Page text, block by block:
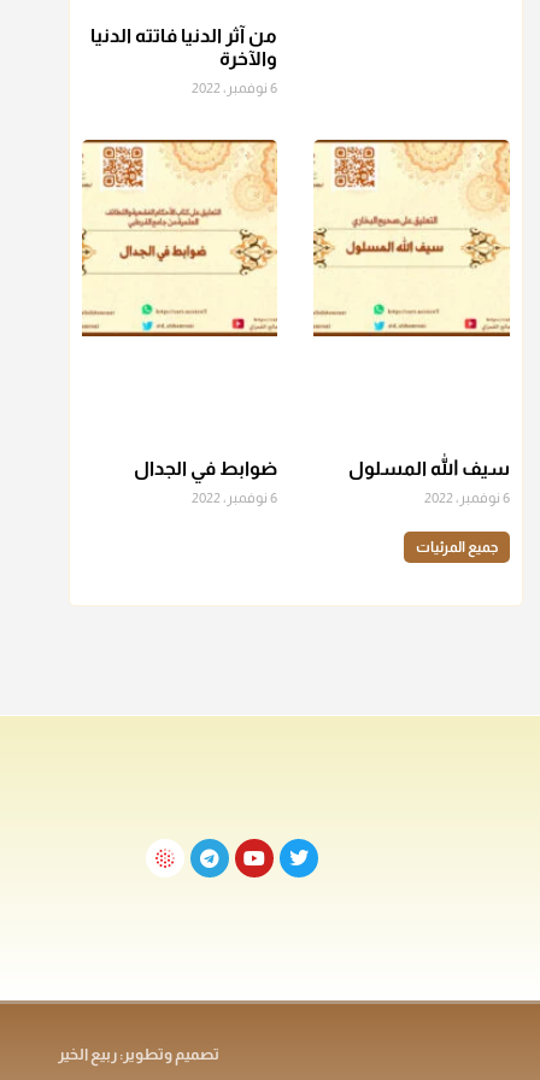
عامة الصحابة والفقهاء يفضلون إخراج صاع من البر أو التمر في
زكاة الفطر، ومنهم من جوّز العدول إلى الرز، ومنهم جوز إخراج
قيمة الصاع..فمن شق عليه إخراج الطعام هذه الأيام وأراد إخراج
القيمة فلا بأس ولا ينكر عليه
صراعهم مع متطلبات الحياة كبير
منذ 3 شهر
من آثر الدنيا فاتته الدنيا
والآخرة
6 نوفمبر، 2022
سيف الله المسلول
6 نوفمبر، 2022
ضوابط في الجدال
6 نوفمبر، 2022
جميع المرئيات
تصميم وتطوير: ربيع الخير